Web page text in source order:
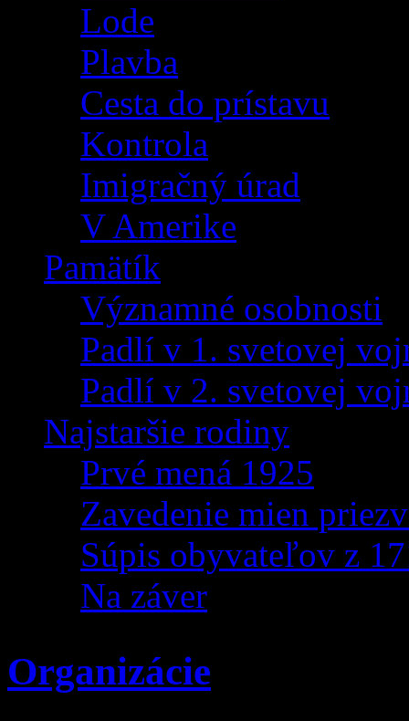
Lode
Plavba
Cesta do prístavu
Kontrola
Imigračný úrad
V Amerike
Pamätík
Významné osobnosti
Padlí v 1. svetovej
Padlí v 2. svetovej
Najstaršie rodiny
Prvé mená 1925
Zavedenie mien
Súpis obyvateľov z
Na záver
Organizácie